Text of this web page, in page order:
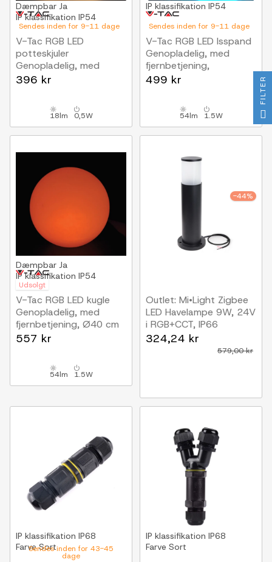
Sendes inden for 9-11 dage
Dæmpbar Ja
IP klassifikation IP54
V-Tac RGB LED
potteskjuler
Genopladelig, med
fjernbetjening,
396 kr
18lm 0,5W
Sendes inden for 9-11 dage
IP klassifikation IP54
V-Tac RGB LED Isspand
Genopladelig, med
fjernbetjening,
35x33x29 cm
499 kr
54lm 1.5W
Udsolgt
Dæmpbar Ja
IP klassifikation IP54
V-Tac RGB LED kugle
Genopladelig, med
fjernbetjening, Ø40 cm
557 kr
54lm 1.5W
-44%
Outlet: Mi•Light Zigbee
LED Havelampe 9W, 24V
i RGB+CCT, IP66
Sort
324,24 kr
579,00 kr
Sendes inden for 43-45
dage
IP klassifikation IP68
FarveSort
IP klassifikation IP68
Farve Sort
FILTER